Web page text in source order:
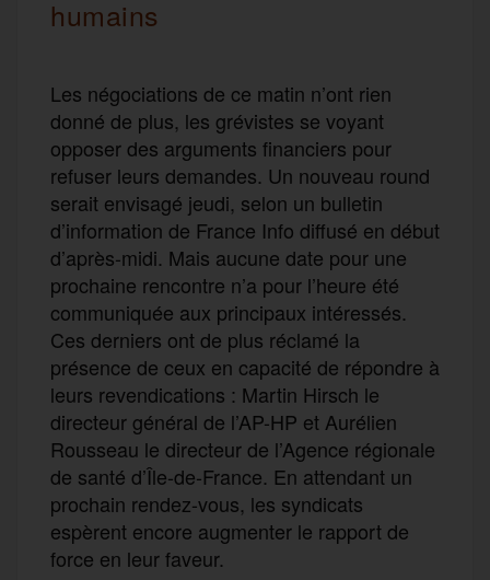
humains
Les négociations de ce matin n’ont rien
donné de plus, les grévistes se voyant
opposer des arguments financiers pour
refuser leurs demandes. Un nouveau round
serait envisagé jeudi, selon un bulletin
d’information de France Info diffusé en début
d’après-midi. Mais aucune date pour une
prochaine rencontre n’a pour l’heure été
communiquée aux principaux intéressés.
Ces derniers ont de plus réclamé la
présence de ceux en capacité de répondre à
leurs revendications : Martin Hirsch le
directeur général de l’AP-HP et Aurélien
Rousseau le directeur de l’Agence régionale
de santé d’Île-de-France. En attendant un
prochain rendez-vous, les syndicats
espèrent encore augmenter le rapport de
force en leur faveur.